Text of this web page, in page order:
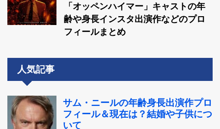
「オッペンハイマー」キャストの年
齢や身長インスタ出演作などのプロ
フィールまとめ
人気記事